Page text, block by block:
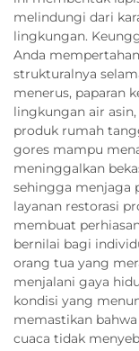
melindungi dari
lingkungan.
Anda
strukturalnya
menerus, paparan
lingkungan air
produk rumah
gores mampu
meninggalkan
sehingga menjaga
layanan restorasi
membuat
bernilai bagi
orang tua yang
menjalani gaya
kondisi yang
memastikan
cuaca tidak